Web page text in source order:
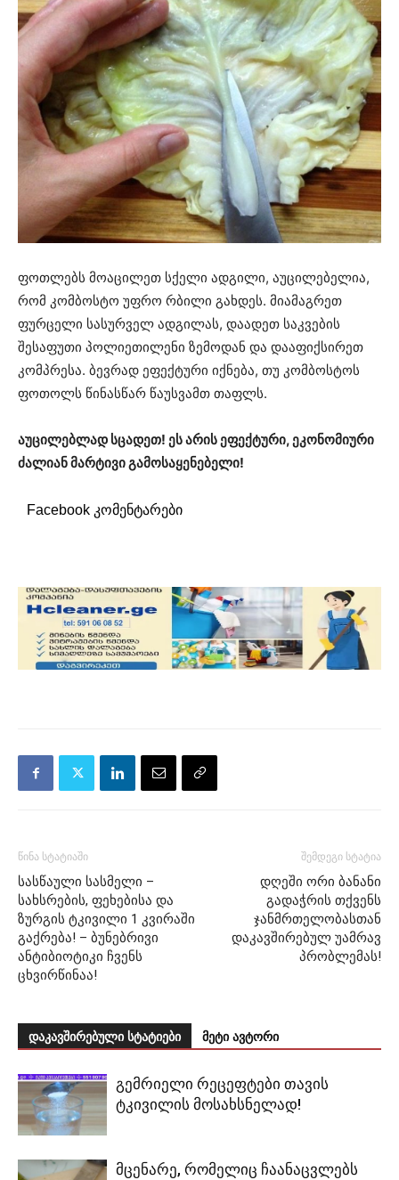
ფოთლებს მოაცილეთ სქელი ადგილი, აუცილებელია,
რომ კომბოსტო უფრო რბილი გახდეს. მიამაგრეთ
ფურცელი სასურველ ადგილას, დაადეთ საკვების
შესაფუთი პოლიეთილენი ზემოდან და დააფიქსირეთ
კომპრესა. ბევრად ეფექტური იქნება, თუ კომბოსტოს
ფოთოლს წინასწარ წაუსვამთ თაფლს.
აუცილებლად სცადეთ! ეს არის ეფექტური, ეკონომიური
ძალიან მარტივი გამოსაყენებელი!
Facebook კომენტარები
წინა სტატიაში
სასწაული სასმელი –
სახსრების, ფეხებისა და
ზურგის ტკივილი 1 კვირაში
გაქრება! – ბუნებრივი
ანტიბიოტიკი ჩვენს
ცხვირწინაა!
შემდეგი სტატია
დღეში ორი ბანანი
გადაჭრის თქვენს
ჯანმრთელობასთან
დაკავშირებულ უამრავ
პრობლემას!
დაკავშირებული სტატიები მეტი ავტორი
გემრიელი რეცეფტები თავის
ტკივილის მოსახსნელად!
მცენარე, რომელიც ჩაანაცვლებს